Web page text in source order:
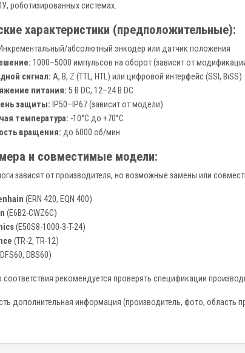
роботизированных системах.
характеристики (предположительные):
Инкрементальный/абсолютный энкодер или датчик положения
1000–5000 импульсов на оборот (зависит от
сигнал: A, B, Z (TTL, HTL) или цифровой интерфейс (SSI, BiSS)
питания: 5 В DC, 12–24 В DC
защиты: IP50–IP67 (зависит от модели)
температура: -10°C до +70°C
вращения: до 6000 об/мин
и совместимые модели:
зависят от производителя, но возможные замены или
(ERN 420, EQN 400)
(E6B2-CWZ6C)
(E50S8-1000-3-T-24)
(TR-2, TR-12)
DBS60)
соответствия рекомендуется проверять спецификации
дополнительная информация (производитель, фото, область